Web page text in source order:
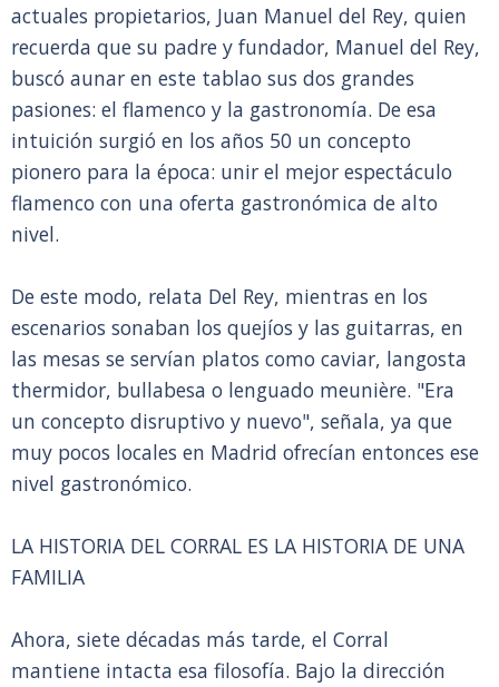
actuales propietarios, Juan Manuel del Rey, quien
recuerda que su padre y fundador, Manuel del Rey,
buscó aunar en este tablao sus dos grandes
pasiones: el flamenco y la gastronomía. De esa
intuición surgió en los años 50 un concepto
pionero para la época: unir el mejor espectáculo
flamenco con una oferta gastronómica de alto
nivel.
De este modo, relata Del Rey, mientras en los
escenarios sonaban los quejíos y las guitarras, en
las mesas se servían platos como caviar, langosta
thermidor, bullabesa o lenguado meunière. "Era
un concepto disruptivo y nuevo", señala, ya que
muy pocos locales en Madrid ofrecían entonces ese
nivel gastronómico.
LA HISTORIA DEL CORRAL ES LA HISTORIA DE UNA
FAMILIA
Ahora, siete décadas más tarde, el Corral
mantiene intacta esa filosofía. Bajo la dirección